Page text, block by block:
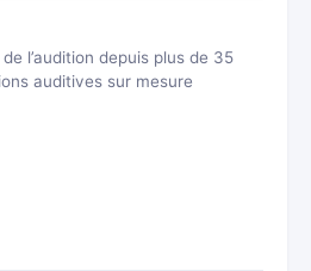
l’audition depuis plus de 35
auditives sur mesure